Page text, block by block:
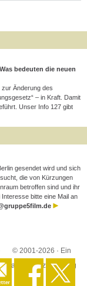
bedeuten die neuen
zur Änderung des
– in Kraft. Damit
Unser Info 127 gibt
gesendet wird und sich
die von Kürzungen
betroffen sind und ihr
bitte eine Mail an
© 2001-2026 · Ein
·Datenschutzerklärung